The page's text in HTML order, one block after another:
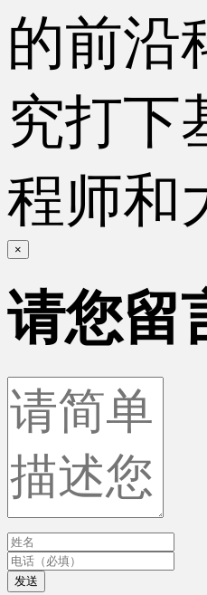
的前沿
究打下
程师和
×
请您留
发送